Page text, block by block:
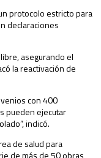
protocolo estricto para
declaraciones
asegurando el
la reactivación de
con 400
pueden ejecutar
indicó.
de salud para
de más de 50 obras,